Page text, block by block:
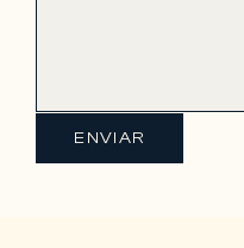
ENVIAR